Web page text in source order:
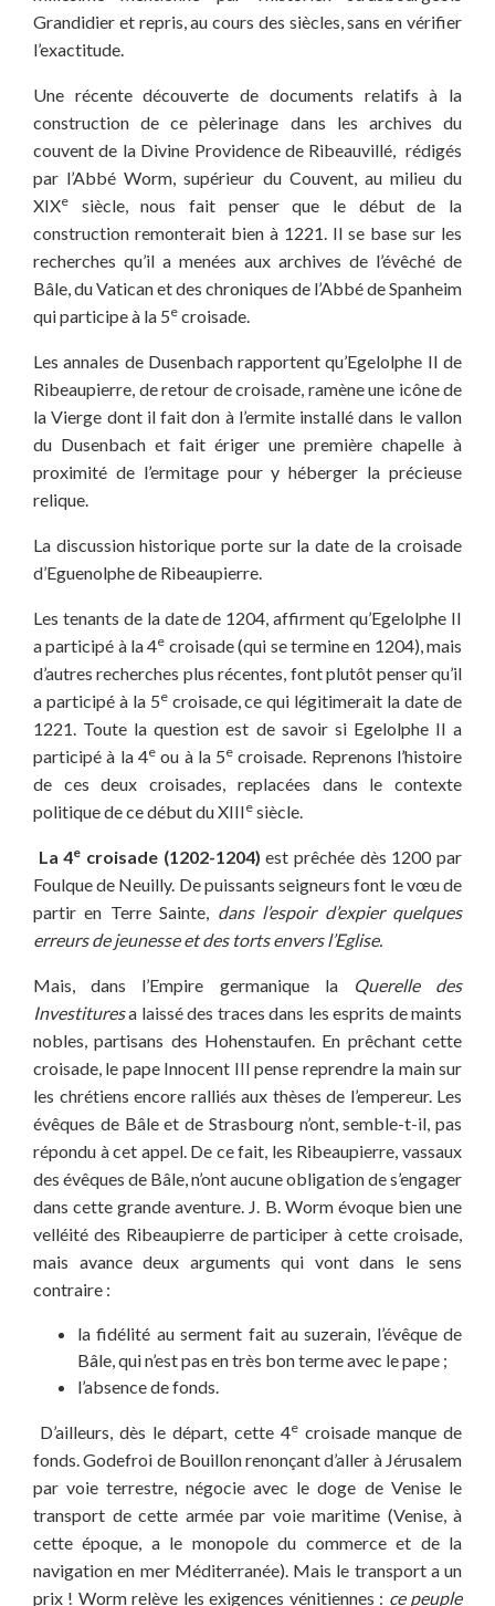
Grandidier et repris, au cours des siècles, sans en vérifier
l’exactitude.
Une récente découverte de documents relatifs à la
construction de ce pèlerinage dans les archives du
couvent de la Divine Providence de Ribeauvillé, rédigés
par l’Abbé Worm, supérieur du Couvent, au milieu du
XIXe
siècle, nous fait penser que le début de la
construction remonterait bien à 1221. Il se base sur les
recherches qu’il a menées aux archives de l’évêché de
Bâle, du Vatican et des chroniques de l’Abbé de Spanheim
qui participe à la 5e croisade.
Les annales de Dusenbach rapportent qu’Egelolphe II de
Ribeaupierre, de retour de croisade, ramène une icône de
la Vierge dont il fait don à l’ermite installé dans le vallon
du Dusenbach et fait ériger une première chapelle à
proximité de l’ermitage pour y héberger la précieuse
relique.
La discussion historique porte sur la date de la croisade
d’Eguenolphe de Ribeaupierre.
Les tenants de la date de 1204, affirment qu’Egelolphe II
a participé à la 4e croisade (qui se termine en 1204), mais
d’autres recherches plus récentes, font plutôt penser qu’il
a participé à la 5ecroisade, ce qui légitimerait la date de
1221. Toute la question est de savoir si Egelolphe II a
participé à la 4eou à la 5e croisade. Reprenons l’histoire
de ces deux croisades, replacées dans le contexte
politique de ce début du XIIIe siècle.
La 4e croisade (1202-1204)est prêchée dès 1200 par
Foulque de Neuilly. De puissants seigneurs font le vœu de
partir en Terre Sainte, dans l’espoir d’expier quelques
erreurs de jeunesse et des torts envers l’Eglise.
Mais, dans l’Empire germanique la
Querelle des
Investituresa laissé des traces dans les esprits de maints
nobles, partisans des Hohenstaufen. En prêchant cette
croisade, le pape Innocent III pense reprendre la main sur
les chrétiens encore ralliés aux thèses de l’empereur. Les
évêques de Bâle et de Strasbourg n’ont, semble-t-il, pas
répondu à cet appel. De ce fait, les Ribeaupierre, vassaux
des évêques de Bâle, n’ont aucune obligation de s’engager
dans cette grande aventure. J. B. Worm évoque bien une
velléité des Ribeaupierre de participer à cette croisade,
mais avance deux arguments qui vont dans le sens
contraire :
la fidélité au serment fait au suzerain, l’évêque de
Bâle, qui n’est pas en très bon terme avec le pape ;
l’absence de fonds.
D’ailleurs, dès le départ, cette 4ecroisade manque de
fonds. Godefroi de Bouillon renonçant d’aller à Jérusalem
par voie terrestre, négocie avec le doge de Venise le
transport de cette armée par voie maritime (Venise, à
cette époque, a le monopole du commerce et de la
navigation en mer Méditerranée). Mais le transport a un
prix ! Worm relève les exigences vénitiennes : ce peuple